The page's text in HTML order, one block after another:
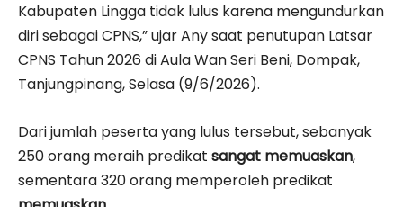
Kabupaten Lingga tidak lulus karena mengundurkan
diri sebagai CPNS,” ujar Any saat penutupan Latsar
CPNS Tahun 2026 di Aula Wan Seri Beni, Dompak,
Tanjungpinang, Selasa (9/6/2026).
Dari jumlah peserta yang lulus tersebut, sebanyak
250 orang meraih predikat sangat memuaskan,
sementara 320 orang memperoleh predikat